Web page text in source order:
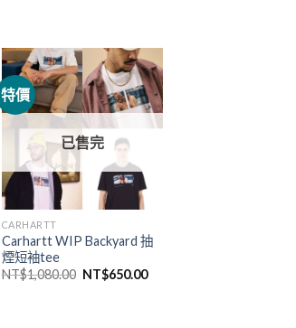
特價
已售完
CARHARTT
Carhartt WIP Backyard 抽
煙短袖tee
NT$1,080.00 NT$650.00